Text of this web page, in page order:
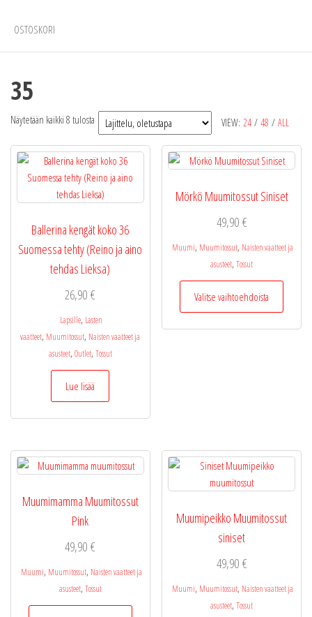
OSTOSKORI
35
VIEW: 24 / 48 / ALL
Näytetään kaikki 8 tulosta
Ballerina kengät koko 36
Suomessa tehty (Reino ja aino
tehdas Lieksa)
26,90€
Lapsille, Lasten
vaatteet, Muumitossut, Naisten vaatteet ja
asusteet, Outlet, Tossut
Lue lisää
Mörkö Muumitossut Siniset
49,90 €
Muumi, Muumitossut, Naisten vaatteet ja
asusteet, Tossut
Valitse vaihtoehdoista
Tällä
Muumimamma Muumitossut
Pink
49,90€
Muumi, Muumitossut, Naisten vaatteet ja
asusteet, Tossut
Tällä
Muumipeikko Muumitossut
siniset
49,90 €
Muumi, Muumitossut, Naisten vaatteet ja
asusteet, Tossut